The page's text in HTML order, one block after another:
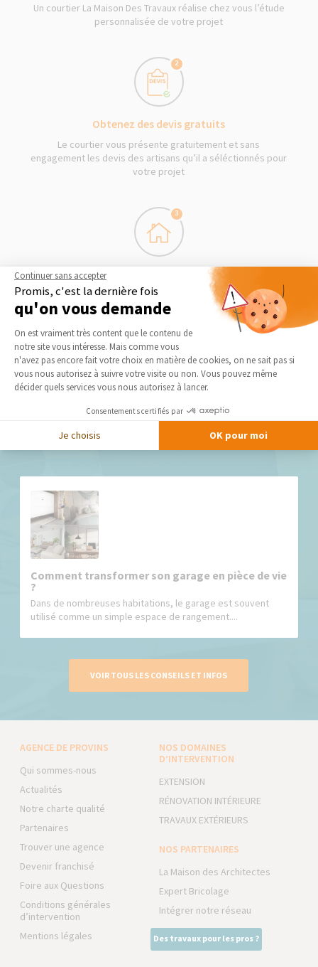
Un courtier La Maison Des Travaux réalise chez vous l’étude
personnalisée de votre projet
2
Obtenez des devis gratuits
Le courtier vous présente gratuitement et sans
engagement les devis des artisans qu’il a séléctionnés pour
votre projet
3
Démarrage des travaux
Séléctionnez en toute liberté vos artisans et les travaux
peuvent commencer !
DEMANDER UN DEVIS GRATUIT
Nos derniers conseils et actus
Comment transformer son garage en pièce de vie
?
Dans de nombreuses habitations, le garage est souvent
utilisé comme un simple espace de rangement....
VOIR TOUS LES CONSEILS ET INFOS
AGENCE DE PROVINS
Qui sommes-nous
Actualités
Notre charte qualité
Partenaires
Trouver une agence
Devenir franchisé
Foire aux Questions
Conditions générales
d’intervention
Mentions légales
NOS DOMAINES
D’INTERVENTION
EXTENSION
RÉNOVATION INTÉRIEURE
TRAVAUX EXTÉRIEURS
NOS PARTENAIRES
La Maison des Architectes
Expert Bricolage
Intégrer notre réseau
Des travaux pour les pros ?
Continuer sans accepter
Promis, c'est la dernière fois
qu'on vous demande
Plateforme de Gestion du
On est vraiment très content que le contenu de
notre site vous intéresse. Mais comme vous
n'avez pas encore fait votre choix en matière de cookies, on ne sait pas si
vous nous autorisez à suivre votre visite ou non. Vous pouvez même
décider quels services vous nous autorisez à lancer.
Consentements certifiés par
Je choisis OK pour moi
Axeptio consent